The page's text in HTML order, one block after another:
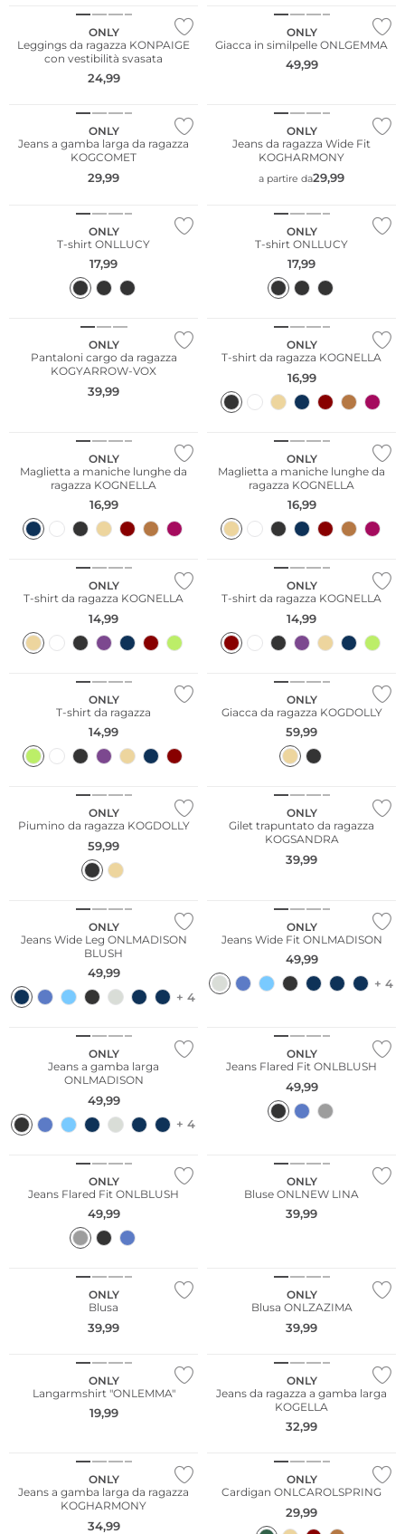
ONLY
Leggings da ragazza KONPAIGE
con vestibilità svasata
24,99
ONLY
Giacca in similpelle ONLGEMMA
49,99
ONLY
Jeans a gamba larga da ragazza
KOGCOMET
29,99
ONLY
Jeans da ragazza Wide Fit
KOGHARMONY
a partire da29,99
ONLY
T-shirt ONLLUCY
17,99
ONLY
T-shirt ONLLUCY
17,99
ONLY
Pantaloni cargo da ragazza
KOGYARROW-VOX
39,99
ONLY
T-shirt da ragazza KOGNELLA
16,99
ONLY
Maglietta a maniche lunghe da
ragazza KOGNELLA
16,99
ONLY
Maglietta a maniche lunghe da
ragazza KOGNELLA
16,99
ONLY
T-shirt da ragazza KOGNELLA
14,99
ONLY
T-shirt da ragazza KOGNELLA
14,99
ONLY
T-shirt da ragazza
14,99
ONLY
Giacca da ragazza KOGDOLLY
59,99
ONLY
Piumino da ragazza KOGDOLLY
59,99
ONLY
Gilet trapuntato da ragazza
KOGSANDRA
39,99
ONLY
Jeans Wide Leg ONLMADISON
BLUSH
49,99
+ 4
ONLY
Jeans Wide Fit ONLMADISON
49,99
+ 4
Più venduto
ONLY
Jeans a gamba larga
ONLMADISON
49,99
+ 4
ONLY
Jeans Flared Fit ONLBLUSH
49,99
Sostenibile
ONLY
Jeans Flared Fit ONLBLUSH
49,99
ONLY
Bluse ONLNEW LINA
39,99
ONLY
Blusa
39,99
ONLY
Blusa ONLZAZIMA
39,99
ONLY
Langarmshirt "ONLEMMA"
19,99
ONLY
Jeans da ragazza a gamba larga
KOGELLA
32,99
ONLY
Jeans a gamba larga da ragazza
KOGHARMONY
34,99
ONLY
Cardigan ONLCAROLSPRING
29,99